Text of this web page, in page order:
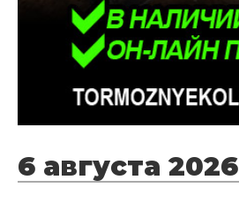
6 августа 2026